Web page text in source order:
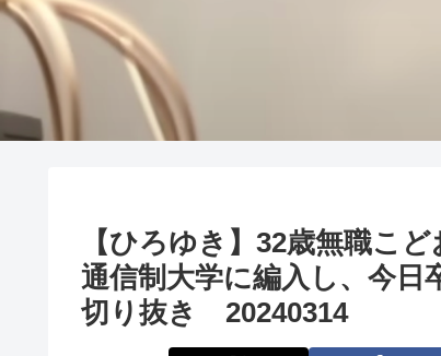
【ひろゆき】32歳無職こ
通信制大学に編入し、今
切り抜き 20240314